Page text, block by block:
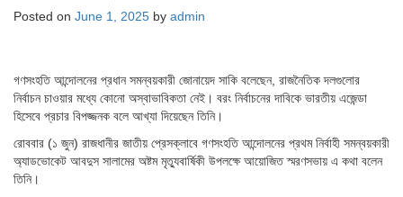
Posted on June 1, 2025 by admin
গণসংহতি আন্দোলনের প্রধান সমন্বয়কারী জোনায়েদ সাকি বলেছেন, রাজনৈতিক দলগুলোর
নির্বাচন চাওয়ার মধ্যে কোনো অস্বাভাবিকতা নেই। বরং নির্বাচনের দাবিকে ভারতীয় এজেন্ডা
হিসেবে প্রচার বিপজ্জনক বলে আখ্যা দিয়েছেন তিনি।
রোববার (১ জুন) রাজধানীর জাতীয় প্রেসক্লাবে গণসংহতি আন্দোলনের প্রথম নির্বাহী সমন্বয়কারী
অ্যাডভোকেট আবদুস সালামের অষ্টম মৃত্যুবার্ষিকী উপলক্ষে আয়োজিত স্মরণসভায় এ কথা বলেন
তিনি।